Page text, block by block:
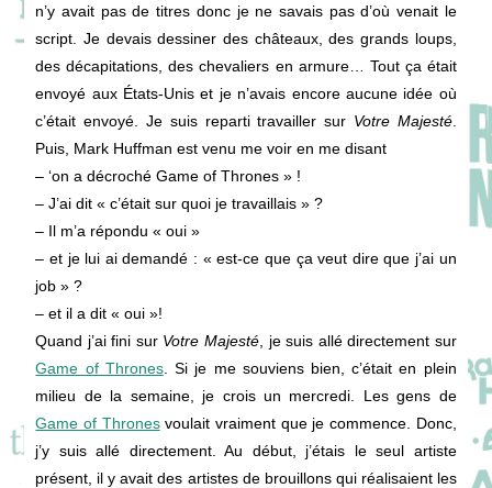
n’y avait pas de titres donc je ne savais pas d’où venait le
script. Je devais dessiner des châteaux, des grands loups,
des décapitations, des chevaliers en armure… Tout ça était
envoyé aux États-Unis et je n’avais encore aucune idée où
c’était envoyé. Je suis reparti travailler sur Votre Majesté.
Puis, Mark Huffman est venu me voir en me disant
– ‘on a décroché Game of Thrones » !
– J’ai dit « c’était sur quoi je travaillais » ?
– Il m’a répondu « oui »
– et je lui ai demandé : « est-ce que ça veut dire que j’ai un
job » ?
– et il a dit « oui »!
Quand j’ai fini sur Votre Majesté , je suis allé directement sur
Game of Thrones. Si je me souviens bien, c’était en plein
milieu de la semaine, je crois un mercredi. Les gens de
Game of Thronesvoulait vraiment que je commence. Donc,
j’y suis allé directement. Au début, j’étais le seul artiste
présent, il y avait des artistes de brouillons qui réalisaient les